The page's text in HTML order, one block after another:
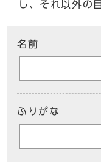
し、それ以外の
名前
ふりがな